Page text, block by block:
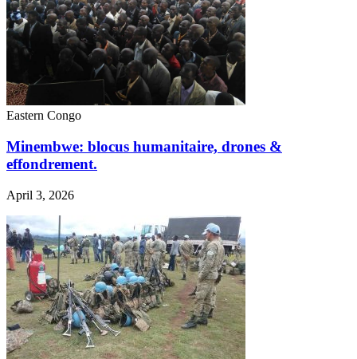
Eastern Congo
Minembwe: blocus humanitaire, drones &
effondrement.
April 3, 2026